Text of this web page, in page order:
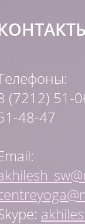
(7212) 51-
48-47